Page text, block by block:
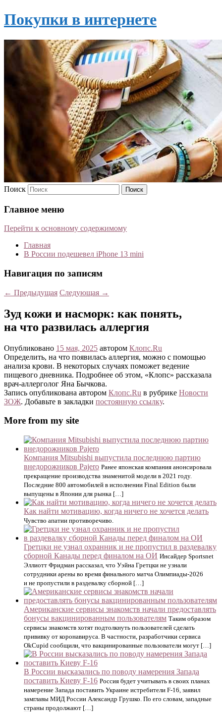
Покупки в интернете
Поиск
Главное меню
Перейти к основному содержимому
Главная
В России подешевел iPhone 13 mini
Навигация по записям
← Предыдущая Следующая →
Зуд кожи и насморк: как понять,
на что развилась аллергия
Опубликовано 15 мая, 2025 автором Клопс.Ru
Определить, на что появилась аллергия, можно с помощью
анализа крови. В некоторых случаях поможет ведение
пищевого дневника. Подробнее об этом, «Клопс» рассказала
врач-аллерголог Яна Бычкова.
Запись опубликована автором Клопс.Ru в рубрике Новости
ЗОЖ. Добавьте в закладки постоянную ссылку.
More from my site
Компания Mitsubishi выпустила последнюю партию
внедорожников Pajero Ранее японская компания анонсировала
прекращение производства знаменитой модели в 2021 году.
Последние 800 автомобилей в исполнении Final Edition были
выпущены в Японии для рынка […]
Как найти мотивацию, когда ничего не хочется делать
Чувство апатии противоречиво.
Гретцки не узнал охранник и не пропустил в раздевалку
сборной Канады перед финалом на ОИ Инсайдер Sportsnet
Эллиотт Фридман рассказал, что Уэйна Гретцки не узнали
сотрудники арены во время финального матча Олимпиады-2026
и не пропустили в раздевалку сборной […]
Американские сервисы знакомств начали предоставлять
бонусы вакцинированным пользователям Таким образом
сервисы знакомств хотят подтолкнуть пользователей сделать
прививку от коронавируса. В частности, разработчики сервиса
OkCupid сообщили, что вакцинированные пользователи могут […]
В России высказались по поводу намерения Запада
поставить Киеву F-16 Россия будет учитывать в своих планах
намерение Запада поставить Украине истребители F-16, заявил
замглавы МИД России Александр Грушко. По его словам, западные
страны продолжают […]